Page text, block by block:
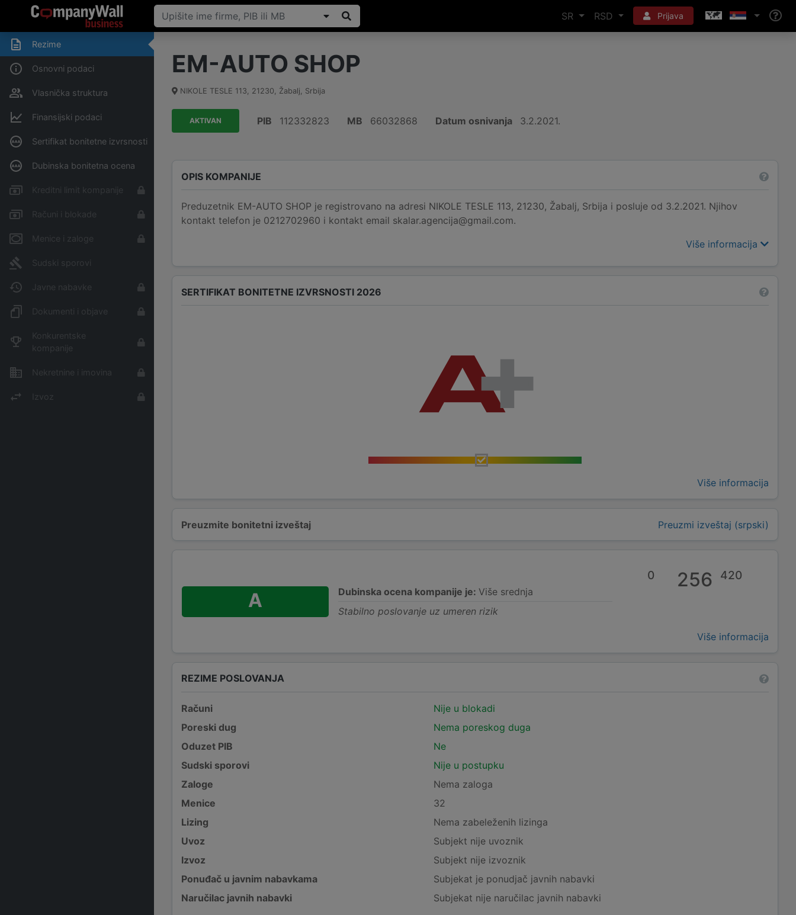
SR RSD Prijava
Rezime
Osnovni podaci
Vlasnička struktura
Finansijski podaci
Sertifikat bonitetne izvrsnosti
Dubinska bonitetna ocena
Kreditni limit kompanije
Računi i blokade
Menice i zaloge
Sudski sporovi
Javne nabavke
Dokumenti i objave
Konkurentske
kompanije
Nekretnine i imovina
Izvoz
EM-AUTO SHOP
NIKOLE TESLE 113, 21230, Žabalj, Srbija
AKTIVAN PIB 112332823 MB 66032868 Datum osnivanja 3.2.2021.
OPIS KOMPANIJE
Preduzetnik EM-AUTO SHOP je registrovano na adresi NIKOLE TESLE 113, 21230, Žabalj, Srbija i posluje od 3.2.2021. Njihov
kontakt telefon je 0212702960 i kontakt email skalar.agencija@gmail.com.
Više informacija
SERTIFIKAT BONITETNE IZVRSNOSTI 2026
Više informacija
Preuzmite bonitetni izveštaj Preuzmi izveštaj (srpski)
A Dubinska ocena kompanije je: Više srednja
Stabilno poslovanje uz umeren rizik
0 256 420
Više informacija
REZIME POSLOVANJA
Računi
Nije u blokadi
Poreski dug
Nema poreskog duga
Oduzet PIB
Ne
Sudski sporovi
Nije u postupku
Zaloge
Nema zaloga
Menice
32
Lizing
Nema zabeleženih lizinga
Uvoz
Subjekt nije uvoznik
Izvoz
Subjekt nije izvoznik
Ponuđač u javnim nabavkama
Subjekat je ponudjač javnih nabavki
Naručilac javnih nabavki
Subjekat nije naručilac javnih nabavki